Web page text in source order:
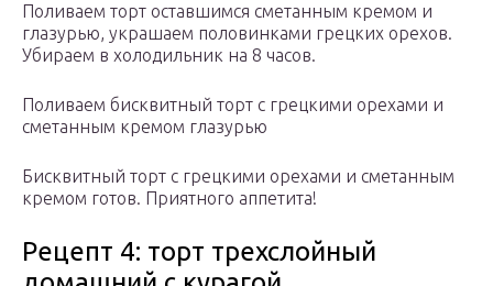
Поливаем торт оставшимся сметанным кремом и
глазурью, украшаем половинками грецких орехов.
Убираем в холодильник на 8 часов.
Поливаем бисквитный торт с грецкими орехами и
сметанным кремом глазурью
Бисквитный торт с грецкими орехами и сметанным
кремом готов. Приятного аппетита!
Рецепт 4: торт трехслойный